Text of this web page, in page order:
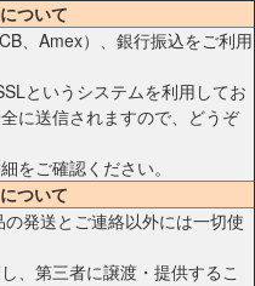
ついて
、Amex）、銀行振込をご利用
というシステムを利用してお
に送信されますので、どうぞ
をご確認ください。
ついて
発送とご連絡以外には一切使
、第三者に譲渡・提供するこ